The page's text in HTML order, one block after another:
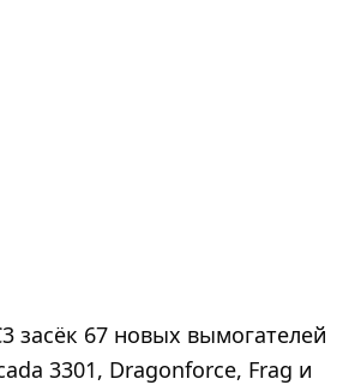
засёк 67 новых вымогателей
3301, Dragonforce, Frag и